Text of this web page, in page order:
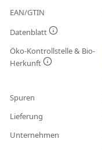
EAN/GTIN
Datenblatt
Öko-Kontrollstelle & Bio-
Herkunft
Spuren
Lieferung
Unternehmen